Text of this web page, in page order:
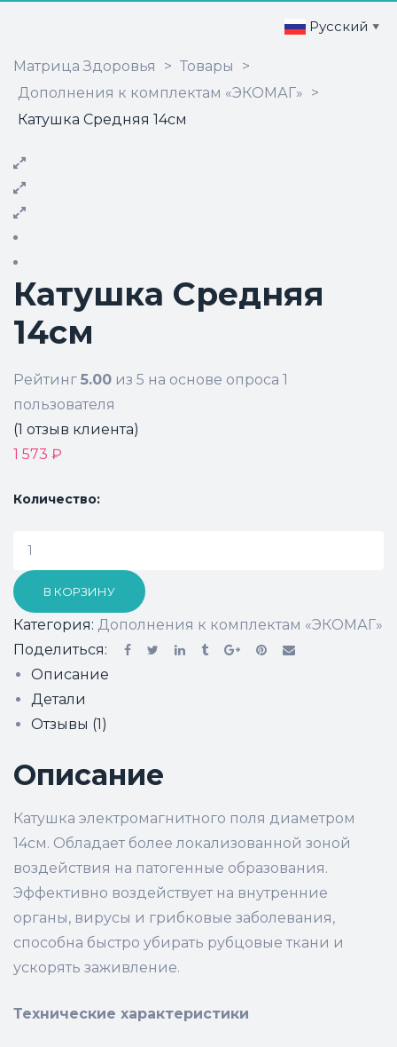
Матрица Здоровья > Товары
>
Дополнения к комплектам «ЭКОМАГ» >
Катушка Средняя 14см
Катушка Средняя
14см
Рейтинг 5.00 из 5 на основе опроса 1
пользователя
(1 отзыв клиента)
1 573 ₽
Количество:
В КОРЗИНУ
Категория: Дополнения к комплектам «ЭКОМАГ»
Поделиться:
Описание
Детали
Отзывы (1)
Описание
Катушка электромагнитного поля диаметром
14см. Обладает более локализованной зоной
воздействия на патогенные образования.
Эффективно воздействует на внутренние
органы, вирусы и грибковые заболевания,
способна быстро убирать рубцовые ткани и
ускорять заживление.
Технические характеристики
Русский ▼